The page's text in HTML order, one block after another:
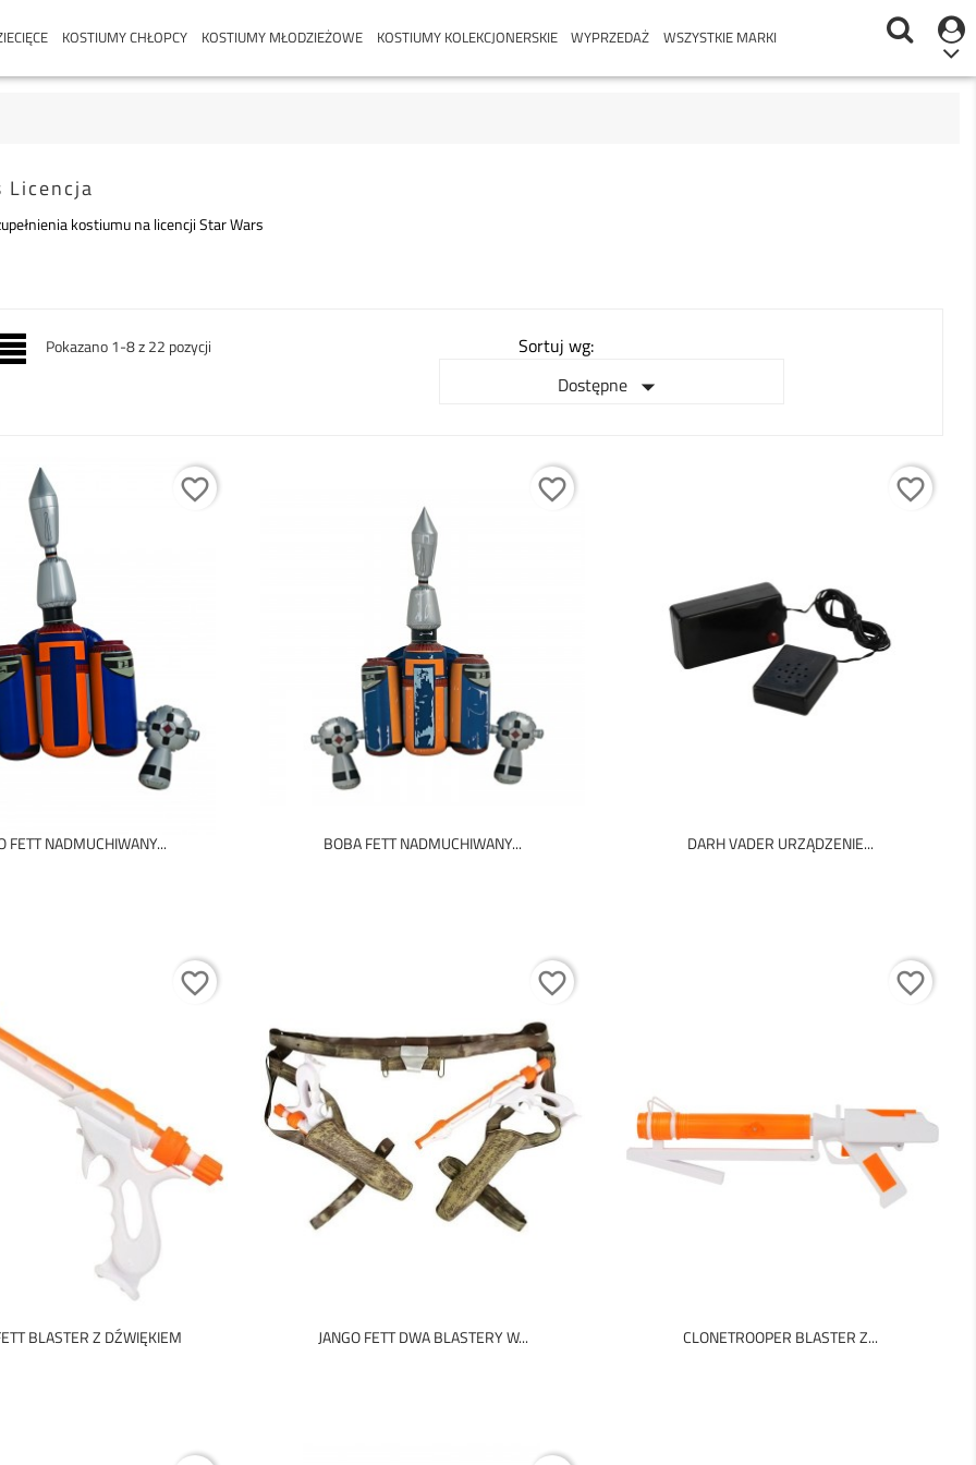
KOSTIUMY CHŁOPCY KOSTIUMY MŁODZIEŻOWE KOSTIUMY KOLEKCJONERSKIE WYPRZEDAŻ WSZYSTKIE MARKI
Licencja
kostiumu na licencji Star Wars
Pokazano 1-8 z 22 pozycji
Sortuj wg:
Dostępne 
favorite_border
FETT NADMUCHIWANY...
favorite_border
BOBA FETT NADMUCHIWANY...
favorite_border
DARH VADER URZĄDZENIE...
favorite_border
BLASTER Z DŹWIĘKIEM
favorite_border
JANGO FETT DWA BLASTERY W...
favorite_border
CLONETROOPER BLASTER Z...